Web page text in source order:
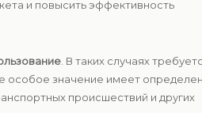
и повысить эффективность
. В таких случаях
особое значение имеет
происшествий и других